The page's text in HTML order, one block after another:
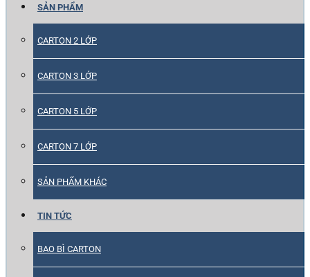
SẢN PHẨM
CARTON 2 LỚP
CARTON 3 LỚP
CARTON 5 LỚP
CARTON 7 LỚP
SẢN PHẨM KHÁC
TIN TỨC
BAO BÌ CARTON